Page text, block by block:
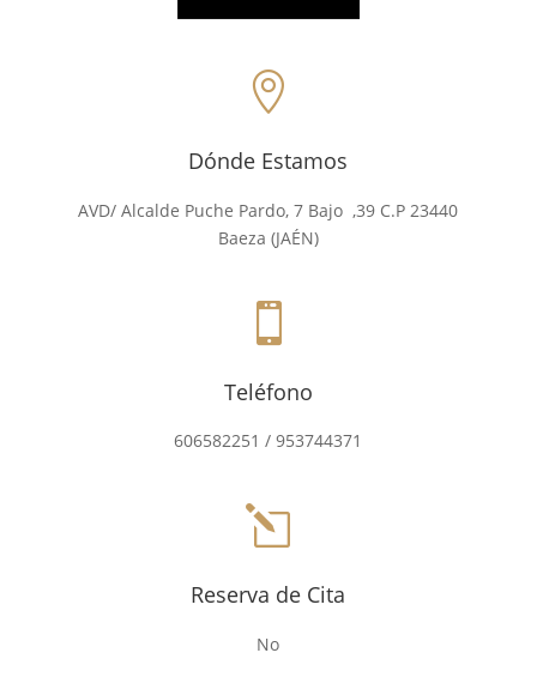

Dónde Estamos
AVD/ Alcalde Puche Pardo, 7 Bajo ,39 C.P 23440
Baeza (JAÉN)

Teléfono
606582251 / 953744371
l
Reserva de Cita
No